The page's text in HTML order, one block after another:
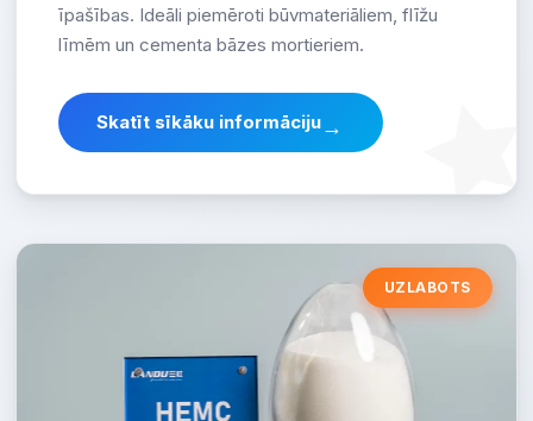
īpašības. Ideāli piemēroti būvmateriāliem, flīžu
līmēm un cementa bāzes mortieriem.
Skatīt sīkāku informāciju→
UZLABOTS